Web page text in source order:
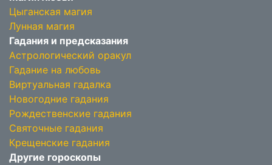
Цыганская магия
Лунная магия
Гадания и предсказания
Астрологический оракул
Гадание на любовь
Виртуальная гадалка
Новогодние гадания
Рождественские гадания
Святочные гадания
Крещенские гадания
Другие гороскопы